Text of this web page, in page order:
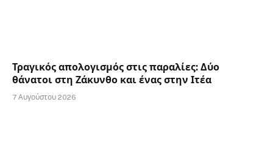
Τραγικός απολογισμός στις παραλίες: Δύο
θάνατοι στη Ζάκυνθο και ένας στην Ιτέα
7 Αυγούστου 2026